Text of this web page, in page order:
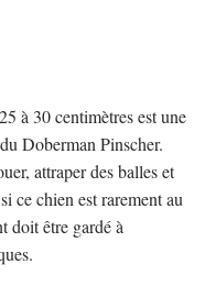
à 30 centimètres est une
Doberman Pinscher.
attraper des balles et
ce chien est rarement au
doit être gardé à